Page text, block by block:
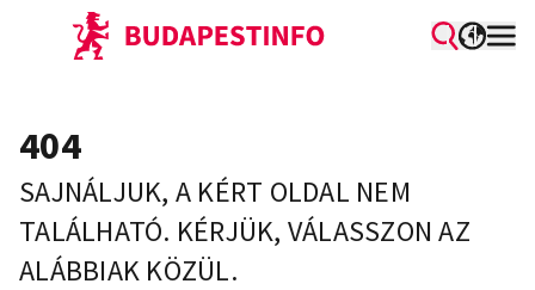
404
SAJNÁLJUK, A KÉRT OLDAL NEM
TALÁLHATÓ. KÉRJÜK, VÁLASSZON AZ
ALÁBBIAK KÖZÜL.